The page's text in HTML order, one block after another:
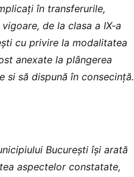
în transferurile,
de la clasa a IX-a
cu privire la modalitatea
anexate la plângerea
si să dispună în consecință.
Bucureşti își arată
aspectelor constatate,